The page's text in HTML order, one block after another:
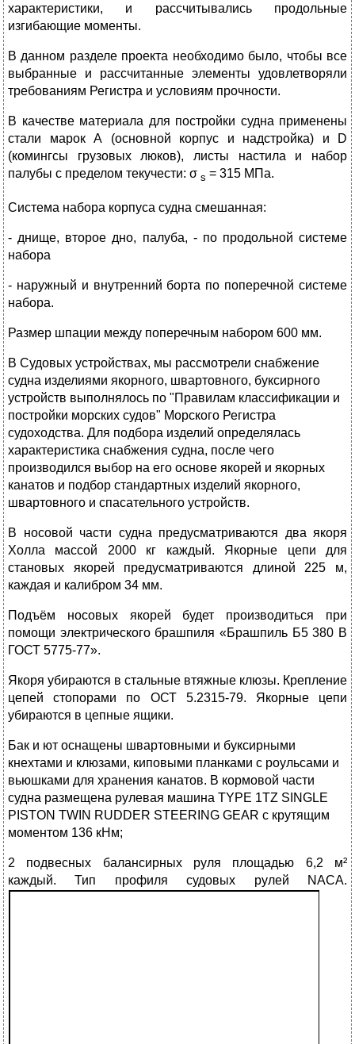
характеристики, и рассчитывались продольные
изгибающие моменты.
В данном разделе проекта необходимо было, чтобы все
выбранные и рассчитанные элементы удовлетворяли
требованиям Регистра и условиям прочности.
В качестве материала для постройки судна применены
стали марок А (основной корпус и надстройка) и D
(комингсы грузовых лю­ков), листы настила и набор
палубы c пределом текучести: σ s = 315 МПа.
Система набора корпуса судна смешанная:
- днище, второе дно, палуба, - по продольной системе
набора
- наружный и внутренний борта по поперечной системе
набора.
Размер шпации между поперечным набором 600 мм.
В Судовых устройствах, мы рассмотрели снабжение
судна изделиями якорного, швартовного, буксирного
устройств выполнялось по "Правилам классификации и
постройки морских судов" Морского Регистра
судоходства. Для подбора изделий определялась
характеристика снабжения судна, после чего
производился выбор на его основе якорей и якорных
канатов и подбор стандартных изделий якорного,
швартовного и спасательного устройств.
В носовой части судна предусматриваются два якоря
Холла массой 2000 кг каждый. Якорные цепи для
становых якорей предусматриваются длиной 225 м,
каждая и калибром 34 мм.
Подъём носовых якорей будет производиться при
помощи электрического брашпиля «Брашпиль Б5 380 В
ГОСТ 5775-77».
Якоря убираются в стальные втяжные клюзы. Крепление
цепей стопорами по ОСТ 5.2315-79. Якорные цепи
убираются в цепные ящики.
Бак и ют оснащены швартовными и буксирными
кнехтами и клюзами, киповыми планками с роульсами и
вьюшками для хранения канатов. В кормовой части
судна размещена рулевая машина TYPE 1TZ SINGLE
PISTON TWIN RUDDER STEERING GEAR с крутящим
моментом 136 кНм;
2 подвесных балансирных руля площадью 6,2 м²
каждый. Тип профиля судовых рулей NACA.